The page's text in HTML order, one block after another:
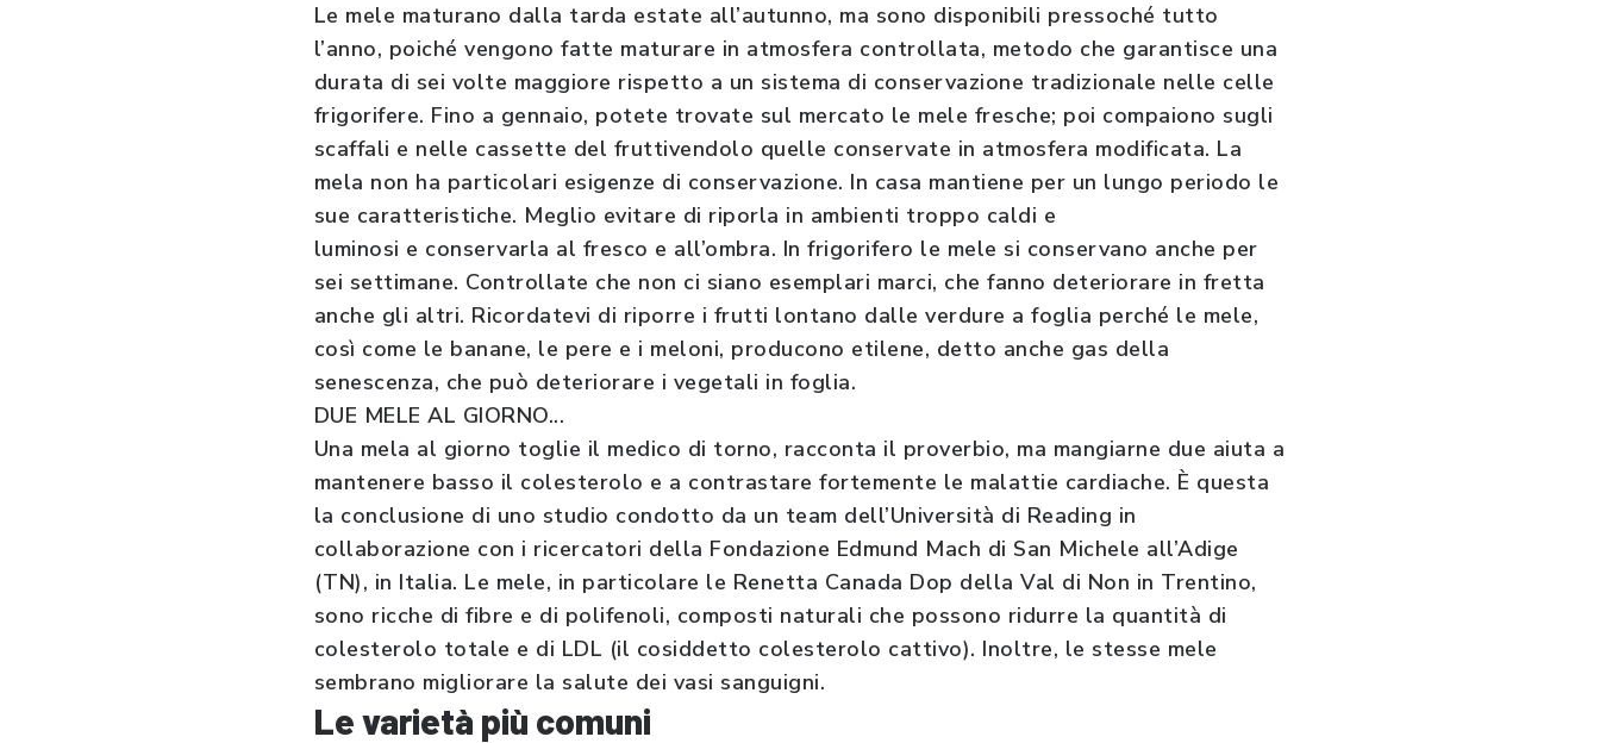
Le mele maturano dalla tarda estate all’autunno, ma sono disponibili pressoché tutto
l’anno, poiché vengono fatte maturare in atmosfera controllata, metodo che garantisce una
durata di sei volte maggiore rispetto a un sistema di conservazione tradizionale nelle celle
frigorifere. Fino a gennaio, potete trovate sul mercato le mele fresche; poi compaiono sugli
scaffali e nelle cassette del fruttivendolo quelle conservate in atmosfera modificata. La
mela non ha particolari esigenze di conservazione. In casa mantiene per un lungo periodo le
sue caratteristiche. Meglio evitare di riporla in ambienti troppo caldi e
luminosi e conservarla al fresco e all’ombra. In frigorifero le mele si conservano anche per
sei settimane. Controllate che non ci siano esemplari marci, che fanno deteriorare in fretta
anche gli altri. Ricordatevi di riporre i frutti lontano dalle verdure a foglia perché le mele,
così come le banane, le pere e i meloni, producono etilene, detto anche gas della
senescenza, che può deteriorare i vegetali in foglia.
DUE MELE AL GIORNO...
Una mela al giorno toglie il medico di torno, racconta il proverbio, ma mangiarne due aiuta a
mantenere basso il colesterolo e a contrastare fortemente le malattie cardiache. È questa
la conclusione di uno studio condotto da un team dell’Università di Reading in
collaborazione con i ricercatori della Fondazione Edmund Mach di San Michele all’Adige
(TN), in Italia. Le mele, in particolare le Renetta Canada Dop della Val di Non in Trentino,
sono ricche di fibre e di polifenoli, composti naturali che possono ridurre la quantità di
colesterolo totale e di LDL (il cosiddetto colesterolo cattivo). Inoltre, le stesse mele
sembrano migliorare la salute dei vasi sanguigni.
Le varietà più comuni